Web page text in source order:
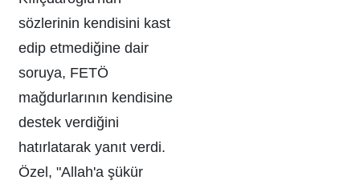
sözlerinin kendisini kast
edip etmediğine dair
soruya, FETÖ
mağdurlarının kendisine
destek verdiğini
hatırlatarak yanıt verdi.
Özel, "Allah'a şükür